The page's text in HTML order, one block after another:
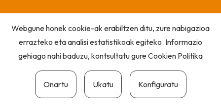
Webgune honek cookie-ak erabiltzen ditu, zure nabigazioa
errazteko eta analisi estatistikoak egiteko. Informazio
gehiago nahi baduzu, kontsultatu gureCookien Politika
Onartu Ukatu Konfiguratu